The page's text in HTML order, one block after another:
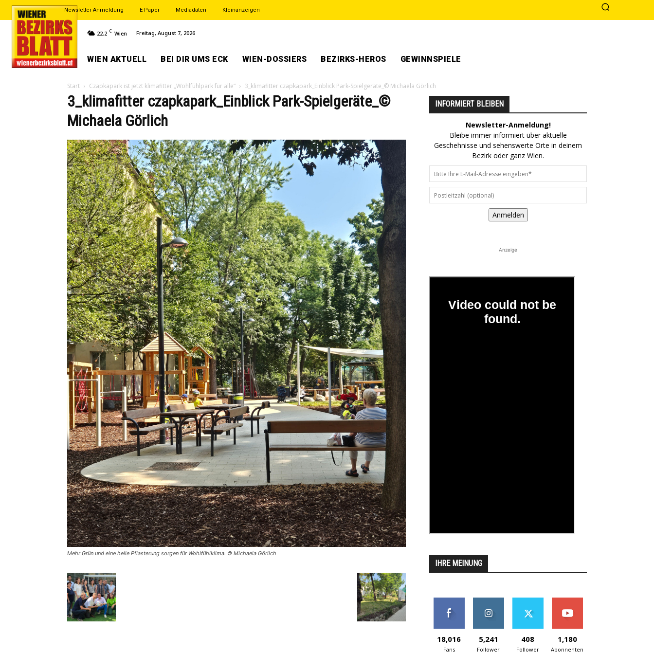
Newsletter-Anmeldung E-Paper Mediadaten Kleinanzeigen
22.2 C Wien Freitag, August 7, 2026
WIEN AKTUELL BEI DIR UMS ECK WIEN-DOSSIERS BEZIRKS-HEROS GEWINNSPIELE
Start Czapkapark ist jetzt klimafitter „Wohlfühlpark für alle“ 3_klimafitter czapkapark_Einblick Park-Spielgeräte_© Michaela Görlich
3_klimafitter czapkapark_Einblick Park-Spielgeräte_©
Michaela Görlich
Mehr Grün und eine helle Pflasterung sorgen für Wohlfühlklima. © Michaela Görlich
INFORMIERT BLEIBEN
Newsletter-Anmeldung!
Bleibe immer informiert über aktuelle
Geschehnisse und sehenswerte Orte in deinem
Bezirk oder ganz Wien.
Anmelden
Anzeige
IHRE MEINUNG
18,016
Fans
5,241
Follower
408
Follower
1,180
Abonnenten